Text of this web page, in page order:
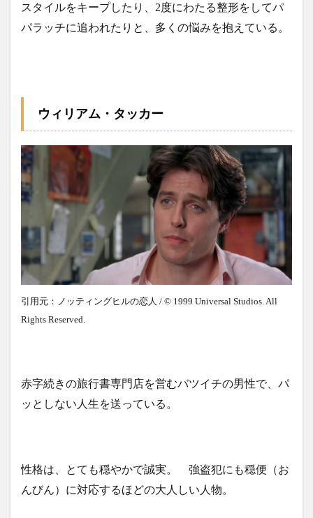
スタイルをキープしたり、2度にわたる整形をしてパ
パラッチに追われたりと、多くの悩みを抱えている。
ウィリアム・タッカー
引用元：ノッティングヒルの恋人 / © 1999 Universal Studios. All
Rights Reserved.
赤字続きの旅行書専門店を営むバツイチの男性で、パ
ッとしない人生を送っている。
性格は、とても穏やかで誠実。 強盗犯にも穏便（お
んびん）に対応するほどの大人しい人物。